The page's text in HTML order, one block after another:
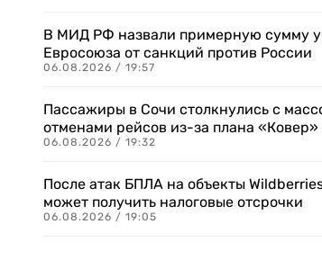
В МИД РФ назвали примерную сумму
Евросоюза от санкций против России
06.08.2026 / 19:57
Пассажиры в Сочи столкнулись с
отменами рейсов из-за плана «Ковер»
06.08.2026 / 19:32
После атак БПЛА на объекты
может получить налоговые отсрочки
06.08.2026 / 19:05